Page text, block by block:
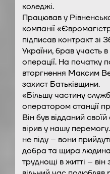
коледжі.
Працював у
компанії
підписав контракт зі
України, брав участь
операції. На початку
вторгнення Максим
захист Батьківщини.
«Більшу частину
оператором станції
Він був відданий
вірив у нашу
не піду – вони
добра та щира
труднощі в житті –